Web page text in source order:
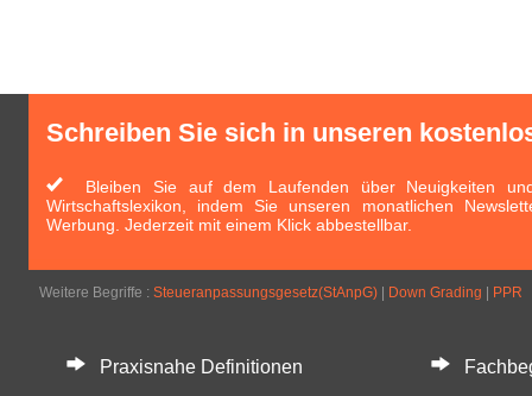
Schreiben Sie sich in unseren
Bleiben Sie auf dem Laufenden über Neuigkeiten
Wirtschaftslexikon, indem Sie unseren monatlichen
Werbung. Jederzeit mit einem Klick abbestellbar.
Weitere Begriffe : Steueranpassungsgesetz(StAnpG) Down Grading PPR
Praxisnahe Definitionen